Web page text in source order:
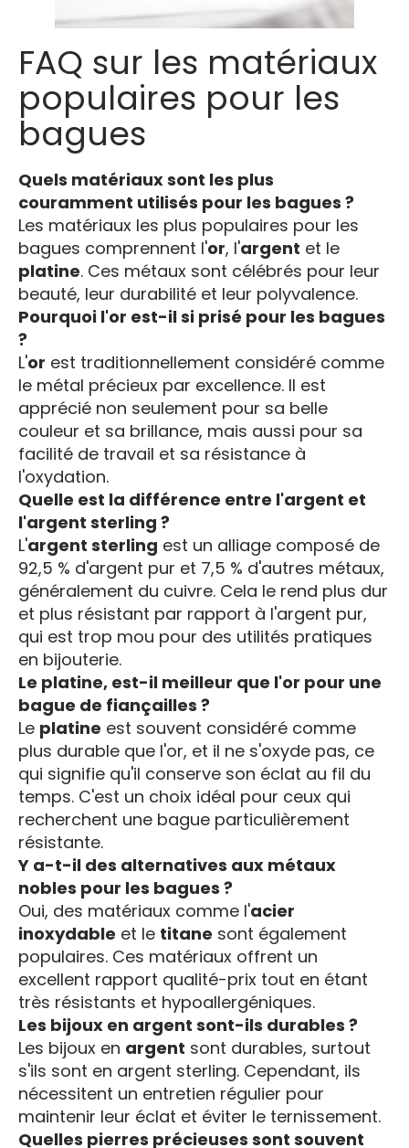
FAQ sur les matériaux
populaires pour les
bagues
Quels matériaux sont les plus
couramment utilisés pour les bagues ?
Les matériaux les plus populaires pour les
bagues comprennent l'or, l'argent et le
platine. Ces métaux sont célébrés pour leur
beauté, leur durabilité et leur polyvalence.
Pourquoi l'or est-il si prisé pour les bagues
?
L'or est traditionnellement considéré comme
le métal précieux par excellence. Il est
apprécié non seulement pour sa belle
couleur et sa brillance, mais aussi pour sa
facilité de travail et sa résistance à
l'oxydation.
Quelle est la différence entre l'argent et
l'argent sterling ?
L'argent sterling est un alliage composé de
92,5 % d'argent pur et 7,5 % d'autres métaux,
généralement du cuivre. Cela le rend plus dur
et plus résistant par rapport à l'argent pur,
qui est trop mou pour des utilités pratiques
en bijouterie.
Le platine, est-il meilleur que l'or pour une
bague de fiançailles ?
Le platine est souvent considéré comme
plus durable que l'or, et il ne s'oxyde pas, ce
qui signifie qu'il conserve son éclat au fil du
temps. C'est un choix idéal pour ceux qui
recherchent une bague particulièrement
résistante.
Y a-t-il des alternatives aux métaux
nobles pour les bagues ?
Oui, des matériaux comme l'acier
inoxydable et le titane sont également
populaires. Ces matériaux offrent un
excellent rapport qualité-prix tout en étant
très résistants et hypoallergéniques.
Les bijoux en argent sont-ils durables ?
Les bijoux en argent sont durables, surtout
s'ils sont en argent sterling. Cependant, ils
nécessitent un entretien régulier pour
maintenir leur éclat et éviter le ternissement.
Quelles pierres précieuses sont souvent